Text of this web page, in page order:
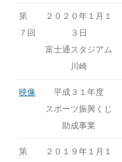
第
７回
２０２０年１月１
３日
富士通スタジアム
川崎
映像
平成３１年度
スポーツ振興くじ
助成事業
第
２０１９年１月１